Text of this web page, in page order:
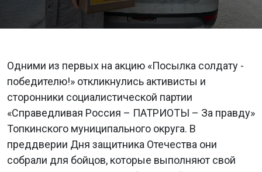
Одними из первых на акцию «Посылка солдату -
победителю!» откликнулись активисты и
сторонники социалистической партии
«Справедливая Россия – ПАТРИОТЫ – За правду»
Топкинского муниципального округа. В
преддверии Дня защитника Отечества они
собрали для бойцов, которые выполняют свой